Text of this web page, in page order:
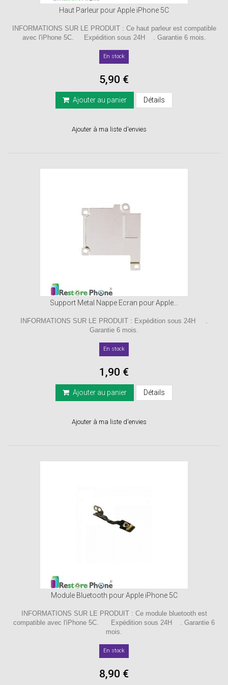
Haut Parleur pour Apple iPhone 5C
INFORMATIONS SUR LE PRODUIT : Ce haut parleur est compatible
avec l'iPhone 5C. Expédition sous 24H . Garantie 6 mois.
En stock
5,90 €
Ajouter au panier Détails
Ajouter à ma liste d'envies
Support Metal Nappe Ecran pour Apple...
INFORMATIONS SUR LE PRODUIT : Expédition sous 24H .
Garantie 6 mois.
En stock
1,90 €
Ajouter au panier Détails
Ajouter à ma liste d'envies
Module Bluetooth pour Apple iPhone 5C
INFORMATIONS SUR LE PRODUIT : Ce module bluetooth est
compatible avec l'iPhone 5C. Expédition sous 24H . Garantie 6
mois.
En stock
8,90 €